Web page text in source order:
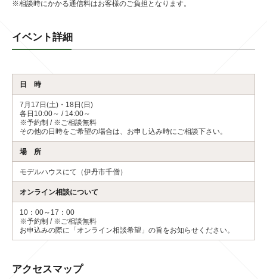
※相談時にかかる通信料はお客様のご負担となります。
イベント詳細
日 時
7月17日(土)・18日(日)
各日10:00～ / 14:00～
※予約制 / ※ご相談無料
その他の日時をご希望の場合は、お申し込み時にご相談下さい。
場 所
モデルハウスにて（伊丹市千僧）
オンライン相談について
10：00～17：00
※予約制 / ※ご相談無料
お申込みの際に「オンライン相談希望」の旨をお知らせください。
アクセスマップ